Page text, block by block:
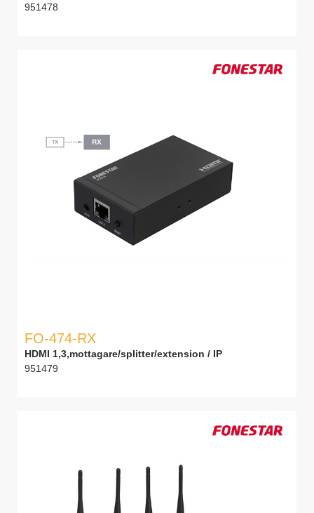
951478
FO-474-RX
HDMI 1,3,mottagare/splitter/extension / IP
951479